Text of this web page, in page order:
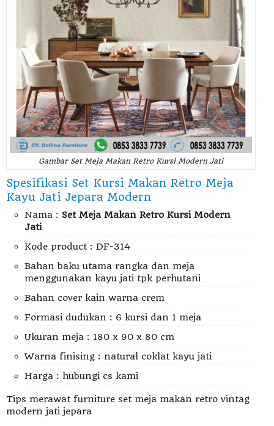
Gambar Set Meja Makan Retro Kursi Modern Jati
Spesifikasi Set Kursi Makan Retro Meja
Kayu Jati Jepara Modern
Nama : Set Meja Makan Retro Kursi Modern
Jati
Kode product : DF-314
Bahan baku utama rangka dan meja
menggunakan kayu jati tpk perhutani
Bahan cover kain warna crem
Formasi dudukan : 6 kursi dan 1 meja
Ukuran meja : 180 x 90 x 80 cm
Warna finising : natural coklat kayu jati
Harga : hubungi cs kami
Tips merawat furniture set meja makan retro vintag
modern jati jepara